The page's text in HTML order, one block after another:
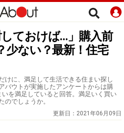
しておけば…」購入前
少ない？最新！住宅
けに、満足して生活できる住まい探し
バウトが実施したアンケートからは購
を満足していると回答。満足いく買い
のでしょうか。
更新日： 2021年06月09日